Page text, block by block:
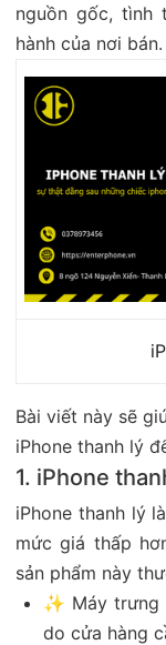
nguồn gốc, tình
hành của nơi bán.
Bài viết này sẽ
iPhone thanh lý
1. iPhone
iPhone thanh lý
mức giá thấp
sản phẩm này
✨ Máy trưng
do cửa hàng